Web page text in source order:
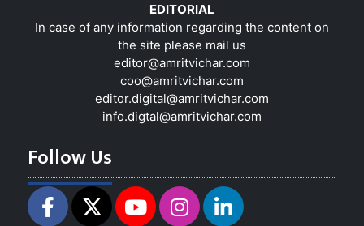
EDITORIAL
In case of any information regarding the content on
the site please mail us
editor@amritvichar.com
coo@amritvichar.com
editor.digital@amritvichar.com
info.digtal@amritvichar.com
Follow Us